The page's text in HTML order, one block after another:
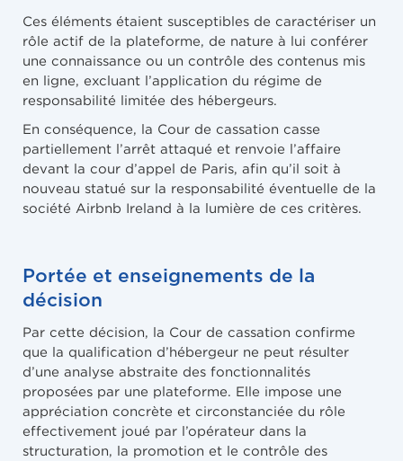
Ces éléments étaient susceptibles de caractériser un
rôle actif de la plateforme, de nature à lui conférer
une connaissance ou un contrôle des contenus mis
en ligne, excluant l’application du régime de
responsabilité limitée des hébergeurs.
En conséquence, la Cour de cassation casse
partiellement l’arrêt attaqué et renvoie l’affaire
devant la cour d’appel de Paris, afin qu’il soit à
nouveau statué sur la responsabilité éventuelle de la
société Airbnb Ireland à la lumière de ces critères.
Portée et enseignements de la
décision
Par cette décision, la Cour de cassation confirme
que la qualification d’hébergeur ne peut résulter
d’une analyse abstraite des fonctionnalités
proposées par une plateforme. Elle impose une
appréciation concrète et circonstanciée du rôle
effectivement joué par l’opérateur dans la
structuration, la promotion et le contrôle des